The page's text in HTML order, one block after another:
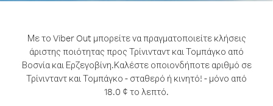
Με το Viber Out μπορείτε να πραγματοποιείτε κλήσεις
άριστης ποιότητας προς Τρίνινταντ και Τομπάγκο από
Βοσνία και Ερζεγοβίνη.Καλέστε οποιονδήποτε αριθμό σε
Τρίνινταντ και Τομπάγκο - σταθερό ή κινητό! - μόνο από
18.0 ¢ το λεπτό.